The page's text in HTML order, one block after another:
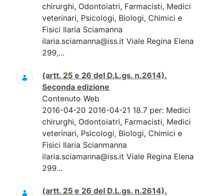
chirurghi, Odontoiatri, Farmacisti, Medici
veterinari, Psicologi, Biologi, Chimici e
Fisici Ilaria Sciamanna
ilaria.sciamanna@iss.it Viale Regina Elena
299,...
(artt. 25 e 26 del D.L.gs. n.2614).
Seconda edizione
Contenuto Web
2016-04-20 2016-04-21 18.7 per: Medici
chirurghi, Odontoiatri, Farmacisti, Medici
veterinari, Psicologi, Biologi, Chimici e
Fisici Ilaria Scianmanna
ilaria.sciamanna@iss.it Viale Regina Elena
299...
(artt. 25 e 26 del D.L.gs. n.2614).